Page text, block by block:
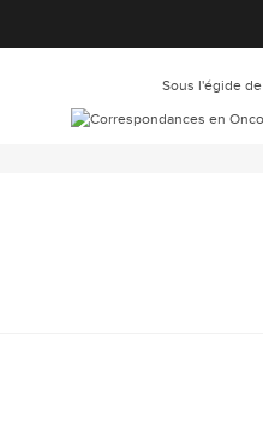
Sous l'égide de